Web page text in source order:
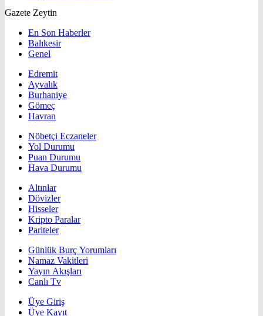
Gazete Zeytin
En Son Haberler
Balıkesir
Genel
Edremit
Ayvalık
Burhaniye
Gömeç
Havran
Nöbetçi Eczaneler
Yol Durumu
Puan Durumu
Hava Durumu
Altınlar
Dövizler
Hisseler
Kripto Paralar
Pariteler
Günlük Burç Yorumları
Namaz Vakitleri
Yayın Akışları
Canlı Tv
Üye Giriş
Üye Kayıt